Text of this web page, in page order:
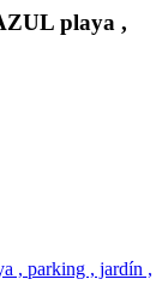
playa ,
, parking , jardín ,